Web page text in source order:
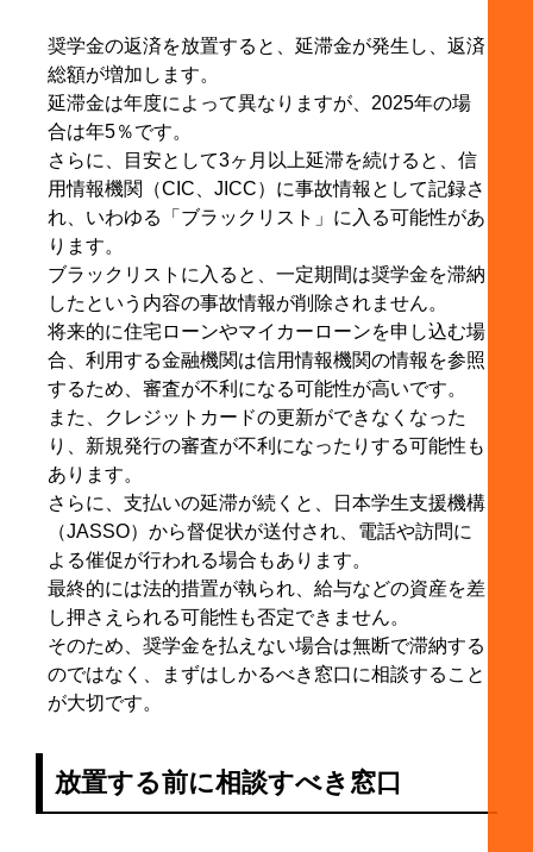
奨学金の返済を放置すると、延滞金が発生し、返済
総額が増加します。
延滞金は年度によって異なりますが、2025年の場
合は年5％です。
さらに、目安として3ヶ月以上延滞を続けると、信
用情報機関（CIC、JICC）に事故情報として記録さ
れ、いわゆる「ブラックリスト」に入る可能性があ
ります。
ブラックリストに入ると、一定期間は奨学金を滞納
したという内容の事故情報が削除されません。
将来的に住宅ローンやマイカーローンを申し込む場
合、利用する金融機関は信用情報機関の情報を参照
するため、審査が不利になる可能性が高いです。
また、クレジットカードの更新ができなくなった
り、新規発行の審査が不利になったりする可能性も
あります。
さらに、支払いの延滞が続くと、日本学生支援機構
（JASSO）から督促状が送付され、電話や訪問に
よる催促が行われる場合もあります。
最終的には法的措置が執られ、給与などの資産を差
し押さえられる可能性も否定できません。
そのため、奨学金を払えない場合は無断で滞納する
のではなく、まずはしかるべき窓口に相談すること
が大切です。
放置する前に相談すべき窓口